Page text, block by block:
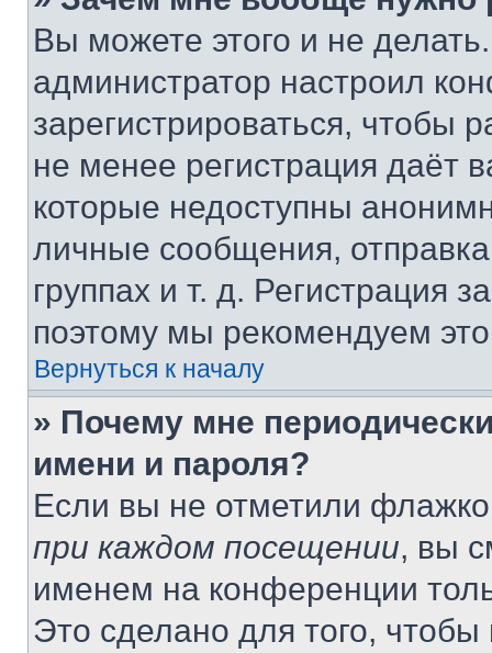
Вы можете этого и не
администратор настроил
зарегистрироваться, чтобы
не менее регистрация даёт
которые недоступны
личные сообщения,
группах и т. д. Регистрация
поэтому мы рекомендуем
Вернуться к началу
» Почему мне
имени и пароля?
Если вы не отметили
при каждом посещении, вы
именем на конференции
Это сделано для того, чтобы